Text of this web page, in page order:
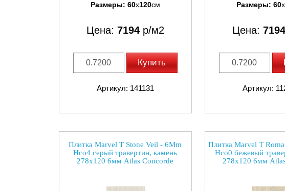
Размеры: 60x120см
Цена: 7194р/м2
Купить
Артикул: 141131
Размеры: 60x
Цена: 7194
Артикул:
Плитка Marvel T Stone Veil - 6Mm
Hco4 серый травертин, камень
278x120 6мм Atlas Concorde
Плитка Marvel T
Hco0 бежевый
278x120 6мм